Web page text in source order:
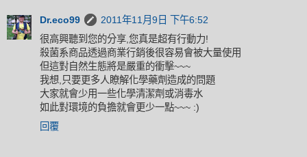
Dr.eco99
2011年11月9日 下午6:52
很高興聽到您的分享,您真是超有行動力!
殺菌系商品透過商業行銷後很容易會被大量使用
但這對自然生態將是嚴重的衝擊~~~
我想,只要更多人瞭解化學藥劑造成的問題
大家就會少用一些化學清潔劑或消毒水
如此對環境的負擔就會更少一點~~~ :)
回覆